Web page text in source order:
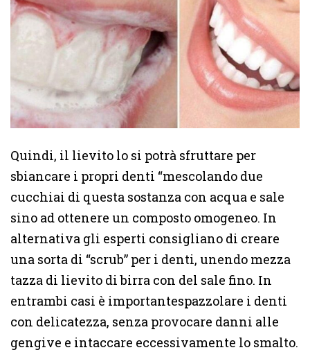
Quindi, il lievito lo si potrà sfruttare per
sbiancare i propri denti “mescolando due
cucchiai di questa sostanza con acqua e sale
sino ad ottenere un composto omogeneo. In
alternativa gli esperti consigliano di creare
una sorta di “scrub” per i denti, unendo mezza
tazza di lievito di birra con del sale fino. In
entrambi casi è importantespazzolare i denti
con delicatezza, senza provocare danni alle
gengive e intaccare eccessivamente lo smalto.